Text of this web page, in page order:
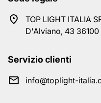
TOP LIGHT ITALIA
D'Alviano, 43
Servizio clienti
info@toplight-